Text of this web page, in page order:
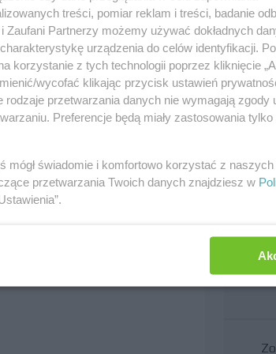
obowiązujących przepisów
Renault, które posiada
producentów - Ferrari
treści, pomiar reklam i treści, badanie
Zaufani Partnerzy możemy używać dokładnych
urządzenia do celów identyfikacji.
korzystanie z tych technologii poprzez kliknięcie
wycofać klikając przycisk ustawień
rodzaje przetwarzania danych nie wymagają zgody
Preferencje będą miały zastosowania tylko
mógł świadomie i komfortowo korzystać z
przetwarzania Twoich danych znajdziesz w